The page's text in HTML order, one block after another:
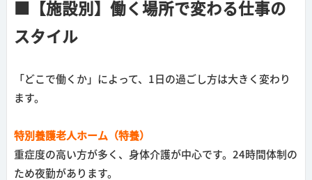
■【施設別】働く場所で変わる仕事の
スタイル
「どこで働くか」によって、1日の過ごし方は大きく変わり
ます。
特別養護老人ホーム（特養）
重症度の高い方が多く、身体介護が中心です。24時間体制の
ため夜勤があります。